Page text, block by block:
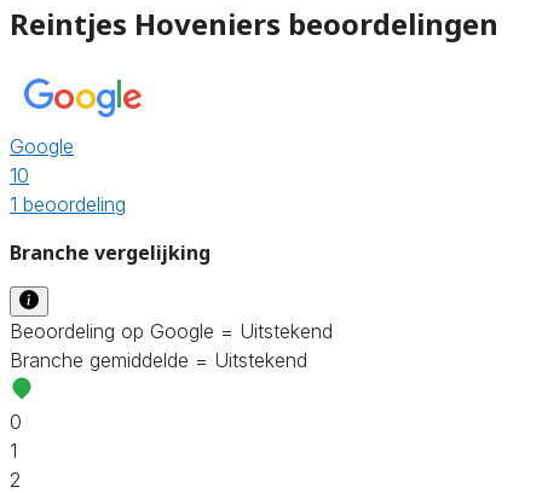
Reintjes Hoveniers beoordelingen
Google
10
1 beoordeling
Branche vergelijking
Beoordeling op Google = Uitstekend
Branche gemiddelde = Uitstekend
0
1
2